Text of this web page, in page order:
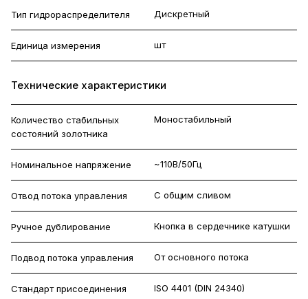
Тип гидрораспределителя Дискретный
Единица измерения шт
Технические характеристики
Количество стабильных
состояний золотника
Моностабильный
Номинальное напряжение ~110В/50Гц
Отвод потока управления С общим сливом
Ручное дублирование Кнопка в сердечнике катушки
Подвод потока управления От основного потока
Стандарт присоединения ISO 4401 (DIN 24340)